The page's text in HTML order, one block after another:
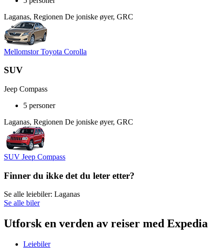
Laganas, Regionen De joniske øyer, GRC
Mellomstor Toyota Corolla
SUV
Jeep Compass
5 personer
Laganas, Regionen De joniske øyer, GRC
SUV Jeep Compass
Finner du ikke det du leter etter?
Se alle leiebiler: Laganas
Se alle biler
Utforsk en verden av reiser med Expedia
Leiebiler